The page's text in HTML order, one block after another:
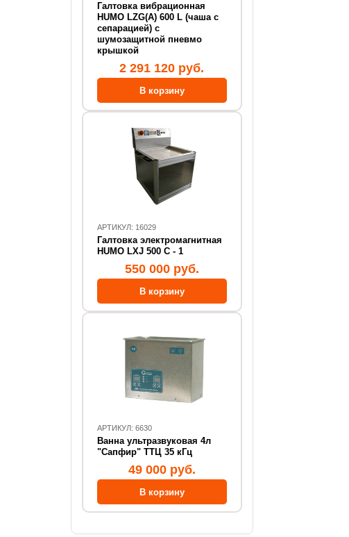
Галтовка вибрационная
HUMO LZG(А) 600 L (чаша с
сепарацией) с
шумозащитной пневмо
крышкой
2 291 120 руб.
АРТИКУЛ: 16029
Галтовка электромагнитная
HUMO LXJ 500 C - 1
550 000 руб.
АРТИКУЛ: 6630
Ванна ультразвуковая 4л
"Сапфир" ТТЦ 35 кГц
49 000 руб.